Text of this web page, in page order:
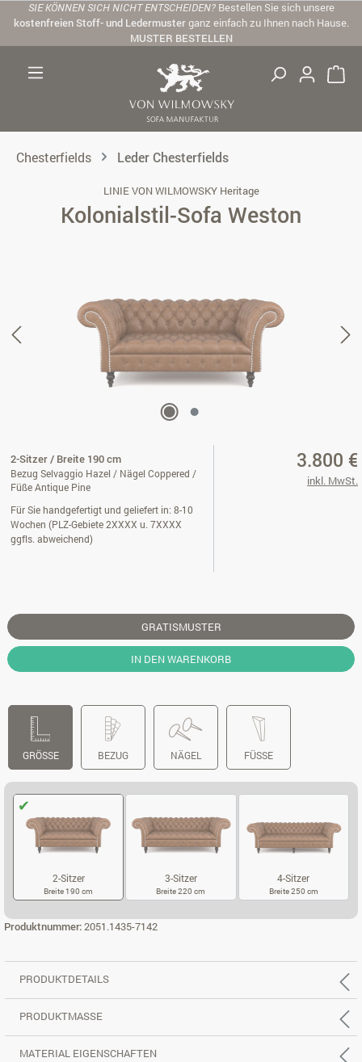
Zum Hauptinhalt springen
SIE KÖNNEN SICH NICHT ENTSCHEIDEN? Bestellen Sie sich unsere
kostenfreien Stoff- und Ledermusterganz einfach zu Ihnen nach Hause.
MUSTER BESTELLEN
Chesterfields Leder Chesterfields
LINIE VON WILMOWSKY Heritage
Kolonialstil-Sofa Weston
2-Sitzer / Breite 190 cm
Bezug Selvaggio Hazel / Nägel Coppered /
Füße Antique Pine
Für Sie handgefertigt und geliefert in: 8-10
Wochen (PLZ-Gebiete 2XXXX u. 7XXXX
ggfls. abweichend)
3.800 €
inkl. MwSt.
GRATISMUSTER
IN DEN WARENKORB
GRÖSSE BEZUG NÄGEL FÜSSE
2-Sitzer
Breite 190 cm
3-Sitzer
Breite 220 cm
4-Sitzer
Breite 250 cm
Produktnummer:2051.1435-7142
PRODUKTDETAILS
PRODUKTMASSE
MATERIAL EIGENSCHAFTEN